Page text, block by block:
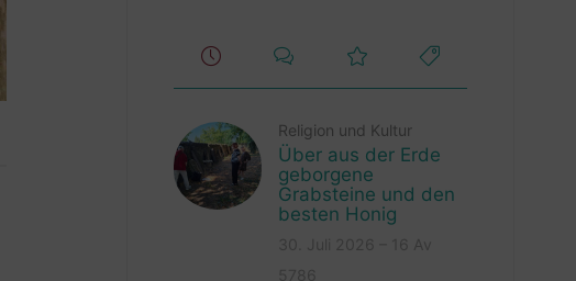
Religion und Kultur
Über aus der Erde
geborgene
Grabsteine und den
besten Honig